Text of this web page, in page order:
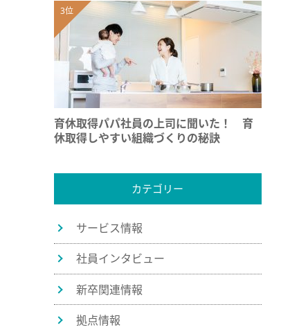
育休取得パパ社員の上司に聞いた！ 育
休取得しやすい組織づくりの秘訣
カテゴリー
サービス情報
社員インタビュー
新卒関連情報
拠点情報